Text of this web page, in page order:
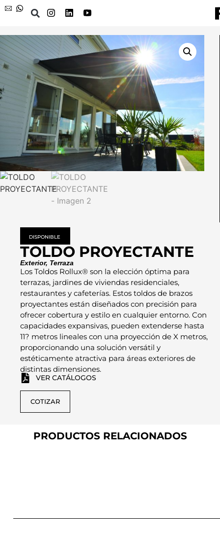
DISPONIBLE
TOLDO PROYECTANTE
Exterior, Terraza
Los Toldos Rollux® son la elección óptima para
terrazas, jardines de viviendas residenciales,
restaurantes y cafeterías. Estos toldos de brazos
proyectantes están diseñados con precisión para
ofrecer cobertura y estilo en cualquier entorno. Con
capacidades expansivas, pueden extenderse hasta
11? metros lineales con una proyección de X metros,
proporcionando una solución versátil y
estéticamente atractiva para áreas exteriores de
distintas dimensiones.
VER CATÁLOGOS
COTIZAR
PRODUCTOS RELACIONADOS